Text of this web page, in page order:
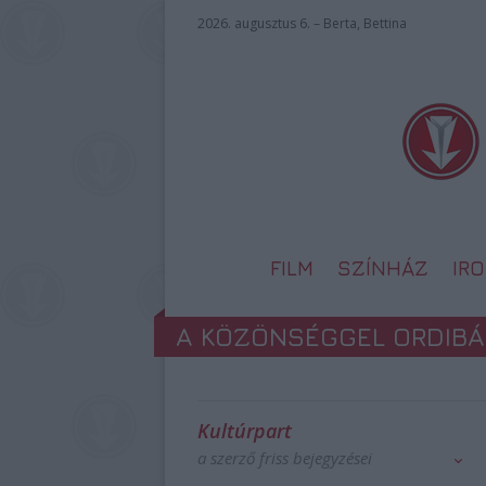
2026. augusztus 6. – Berta, Bettina
FILM SZÍNHÁZ
A KÖZÖNSÉGGEL
Kultúrpart
a szerző friss bejegyzései